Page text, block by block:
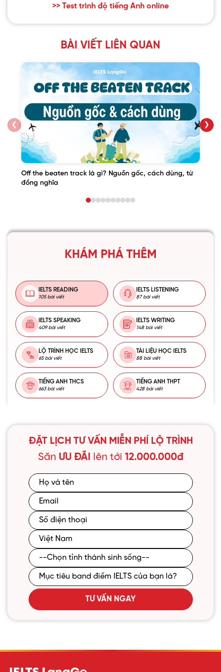
>> Test trình độ tiếng Anh online
BÀI VIẾT LIÊN QUAN
❮
Off the beaten track là gì? Nguồn gốc, cách dùng, từ
đồng nghĩa
❯
KHÁM PHÁ THÊM
IELTS READING
105 bài viết
IELTS LISTENING
87 bài viết
IELTS SPEAKING
409 bài viết
IELTS WRITING
148 bài viết
LỘ TRÌNH HỌC IELTS
65 bài viết
TÀI LIỆU HỌC IELTS
88 bài viết
TIẾNG ANH THCS
663 bài viết
TIẾNG ANH THPT
428 bài viết
ĐẶT LỊCH TƯ VẤN MIỄN PHÍ LỘ TRÌNH
Săn ƯU ĐÃI lên tới 12.000.000đ
TƯ VẤN NGAY